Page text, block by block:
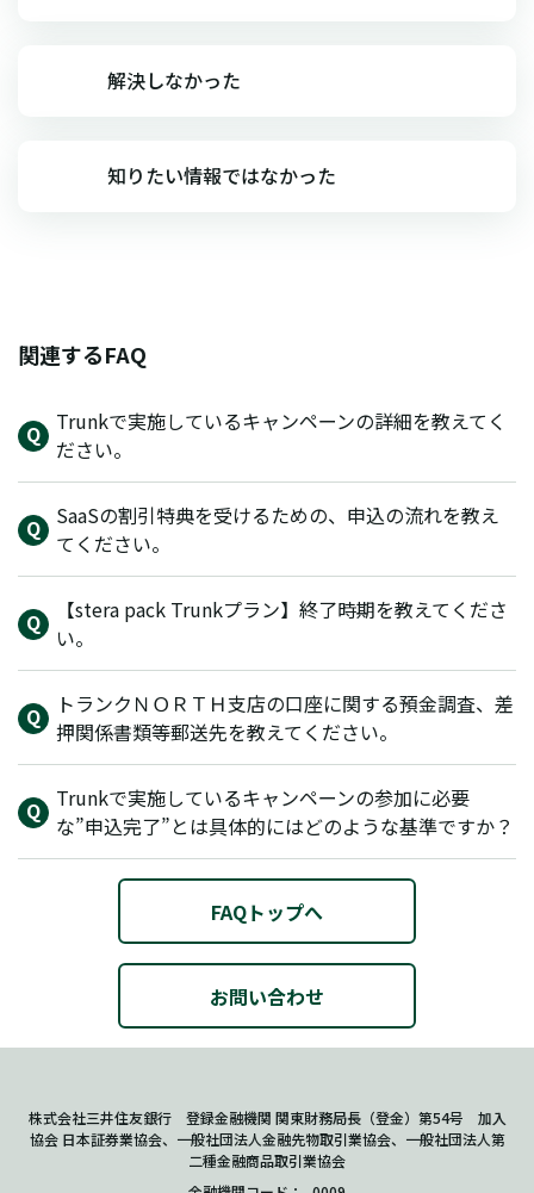
解決しなかった
知りたい情報ではなかった
関連するFAQ
Trunkで実施しているキャンペーンの詳細を教えてく
ださい。
SaaSの割引特典を受けるための、申込の流れを教え
てください。
【stera pack Trunkプラン】終了時期を教えてくださ
い。
トランクＮＯＲＴＨ支店の口座に関する預金調査、差
押関係書類等郵送先を教えてください。
Trunkで実施しているキャンペーンの参加に必要
な”申込完了”とは具体的にはどのような基準ですか？
FAQトップへ
お問い合わせ
株式会社三井住友銀行 登録金融機関 関東財務局長（登金）第54号 加入
協会 日本証券業協会、一般社団法人金融先物取引業協会、一般社団法人第
二種金融商品取引業協会